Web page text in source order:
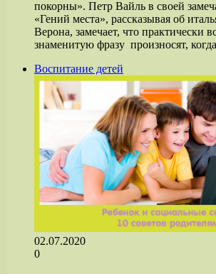
покорны». Петр Вайль в своей
«Гений места», рассказывая об
Верона, замечает, что практически
знаменитую фразу произносят,
Воспитание детей
02.07.2020
0